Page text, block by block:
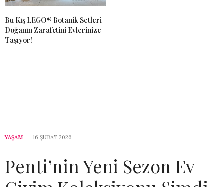
Bu Kış LEGO® Botanik Setleri
Doğanın Zarafetini Evlerinize
Taşıyor!
YAŞAM 16 ŞUBAT 2026
Penti’nin Yeni Sezon Ev